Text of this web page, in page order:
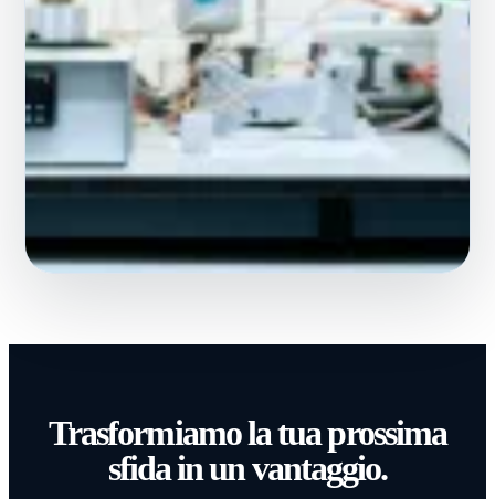
Trasformiamo la tua prossima
sfida in un vantaggio.